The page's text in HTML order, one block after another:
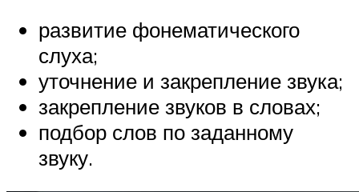
развитие фонематического
слуха;
уточнение и закрепление звука;
закрепление звуков в словах;
подбор слов по заданному
звуку.